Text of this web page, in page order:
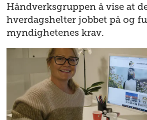
Håndverksgruppen å vise at
hverdagshelter jobbet på og
myndighetenes krav.